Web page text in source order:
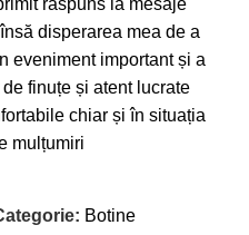
răspuns la mesaje
disperarea mea de a
eveniment important și a
finuțe și atent lucrate
chiar și în situația
mulțumiri
Botine